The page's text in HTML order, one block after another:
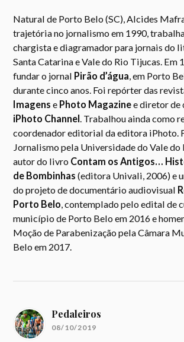
Natural de Porto Belo (SC), Alcides
trajetória no jornalismo em 1990,
chargista e diagramador para jornais do
Santa Catarina e Vale do Rio Tijucas. Em
fundar o jornal Pirão d’água, em Porto
durante cinco anos. Foi repórter das
Imagens e Photo Magazinee diretor de
iPhoto Channel. Trabalhou ainda como
coordenador editorial da editora iPhoto.
Jornalismo pela Universidade do Vale
autor do livro Contam os Antigos…
de Bombinhas (editora Univali, 2006) e
do projeto de documentário audiovisual
Porto Belo, contemplado pelo edital de
município de Porto Belo em 2016 e
Moção de Parabenização pela Câmara
Belo em 2017.
Pedaleiros
08/10/2019